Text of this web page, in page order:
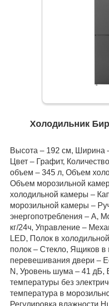
Холодильник
Высота – 192 см, Ширина
Цвет – Графит,
объем – 345 л, Объем
Объем морозильной
холодильной камеры –
морозильной камеры –
энергопотребления – А,
кг/24ч, Управление –
LED, Полок в
полок – Стекло, Ящиков
перевешивания двери –
N, Уровень шума – 41 дБ,
температуры без
температура в
Регулировка влажности